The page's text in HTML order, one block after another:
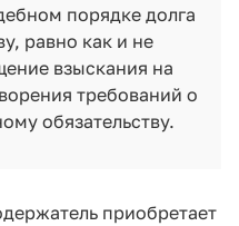
порядке долга
равно как и не
взыскания на
требований о
обязательству.
приобретает